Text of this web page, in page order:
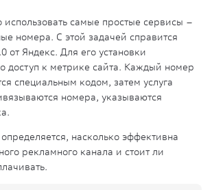
самые простые сервисы –
номера. С этой задачей справится
от Яндекс. Для его установки
доступ к метрике сайта. Каждый номер
специальным кодом, затем услуга
номера, указываются
насколько эффективна
рекламного канала и стоит ли